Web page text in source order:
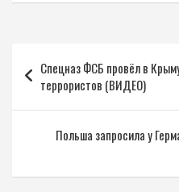
Навигация
по
записям
Спецназ ФСБ провёл в
террористов (ВИДЕО)
Польша запросила у